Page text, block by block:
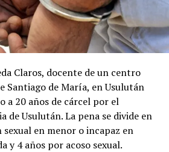
Claros, docente de un centro
Santiago de María, en Usulután
a 20 años de cárcel por el
de Usulután. La pena se divide en
sexual en menor o incapaz en
y 4 años por acoso sexual.